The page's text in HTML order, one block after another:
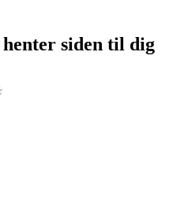
siden til dig